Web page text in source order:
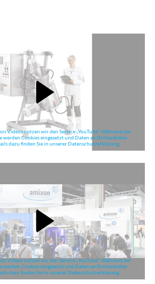
Videos nutzen wir den Service „YouTube“. Während der
werden Cookies eingesetzt und Daten an Drittanbieter
dazu finden Sie in unserer Datenschutzerklärung.
Videos nutzen wir den Service „YouTube“. Während der
werden Cookies eingesetzt und Daten an Drittanbieter
dazu finden Sie in unserer Datenschutzerklärung.